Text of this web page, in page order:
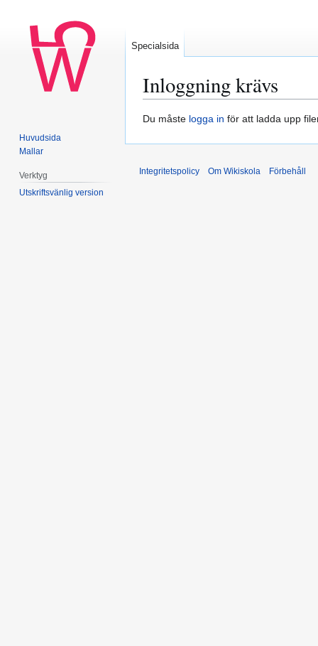
Inloggning krävs
Hoppa
Hoppa
Du måste logga in för att ladda upp
Specialsida
Huvudsida
Mallar
Verktyg
Utskriftsvänlig version
Integritetspolicy Om Wikiskola Förbehåll